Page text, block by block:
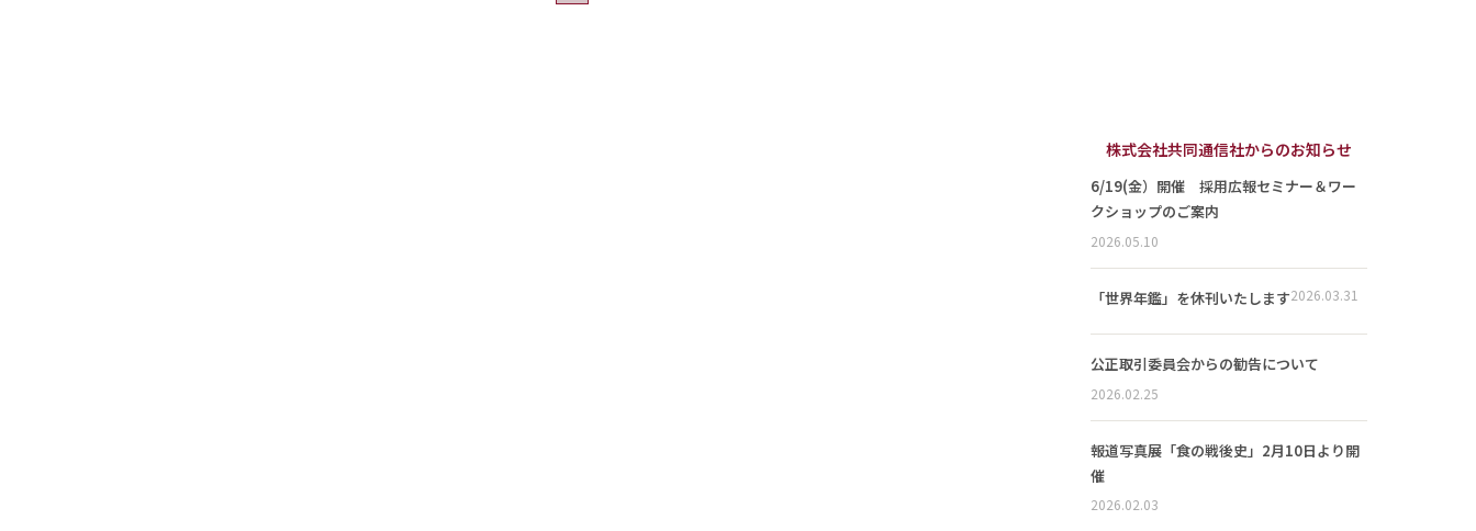
株式会社共同通信社からのお知らせ
6/19(金）開催 採用広報セミナー＆ワー
クショップのご案内
2026.05.10
「世界年鑑」を休刊いたします2026.03.31
公正取引委員会からの勧告について
2026.02.25
報道写真展「食の戦後史」2月10日より開
催
2026.02.03